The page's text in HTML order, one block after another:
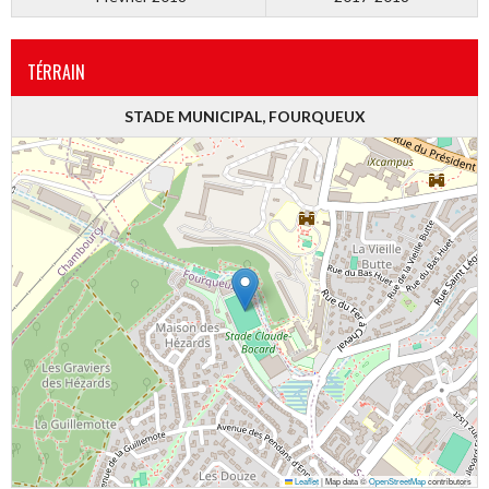
TÉRRAIN
STADE MUNICIPAL, FOURQUEUX
Leaflet|Map data ©OpenStreetMapcontributors